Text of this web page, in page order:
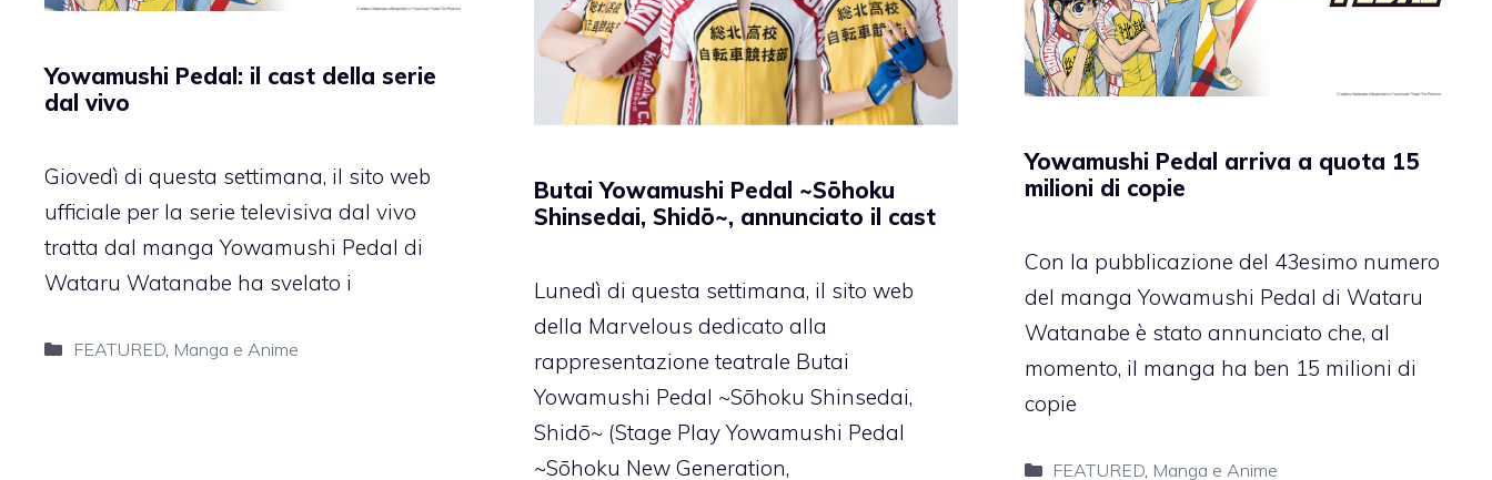
Yowamushi Pedal: il cast della serie
dal vivo
Giovedì di questa settimana, il sito web
ufficiale per la serie televisiva dal vivo
tratta dal manga Yowamushi Pedal di
Wataru Watanabe ha svelato i
Categorie
FEATURED, Manga e Anime
Butai Yowamushi Pedal ~Sōhoku
Shinsedai, Shidō~, annunciato il cast
Lunedì di questa settimana, il sito web
della Marvelous dedicato alla
rappresentazione teatrale Butai
Yowamushi Pedal ~Sōhoku Shinsedai,
Shidō~ (Stage Play Yowamushi Pedal
~Sōhoku New Generation,
Yowamushi Pedal arriva a quota 15
milioni di copie
Con la pubblicazione del 43esimo numero
del manga Yowamushi Pedal di Wataru
Watanabe è stato annunciato che, al
momento, il manga ha ben 15 milioni di
copie
Categorie
FEATURED Manga e Anime